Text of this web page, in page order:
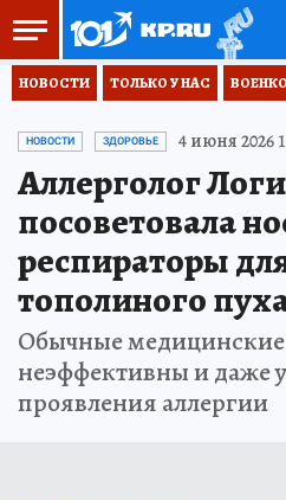
НОВОСТИ ТОЛЬКО У НАС
НОВОСТИ ЗДОРОВЬЕ 4 июня 2026
Аллерголог
посоветовала
респираторы
тополиного
Обычные
неэффективны и даже
проявления аллергии